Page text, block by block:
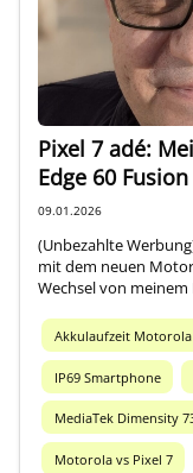
Pixel 7 adé:
Edge 60 Fusion
09.01.2026
(Unbezahlte
mit dem neuen
Wechsel von
Akkulaufzeit Motorola
IP69 Smartphone
MediaTek Dimensity
Motorola vs Pixel 7